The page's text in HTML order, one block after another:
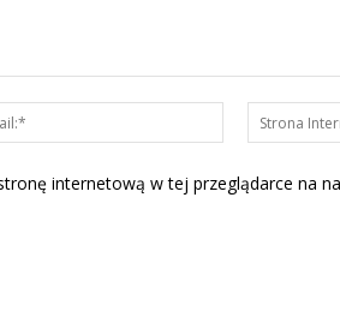
mail:*
internetową w tej przeglądarce na